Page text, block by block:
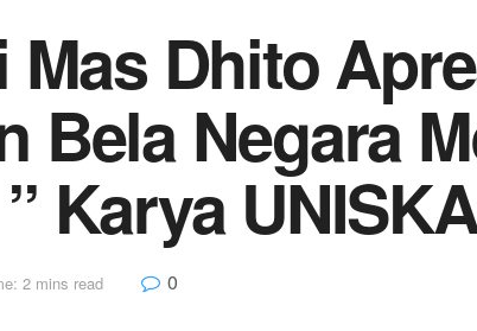
Dhito
Bela Negara
Karya UNISKA
2 mins read 0